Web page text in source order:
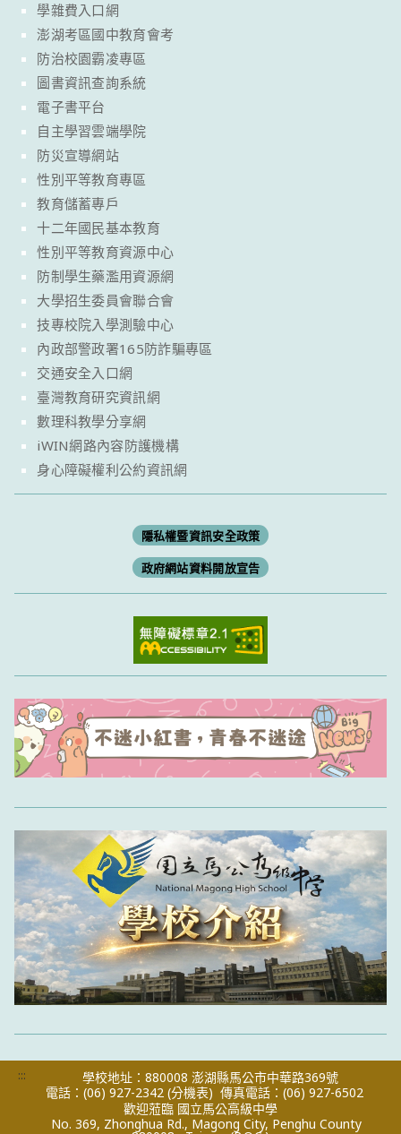
學雜費入口網
澎湖考區國中教育會考
防治校園霸凌專區
圖書資訊查詢系統
電子書平台
自主學習雲端學院
防災宣導網站
性別平等教育專區
教育儲蓄專戶
十二年國民基本教育
性別平等教育資源中心
防制學生藥濫用資源網
大學招生委員會聯合會
技專校院入學測驗中心
內政部警政署165防詐騙專區
交通安全入口網
臺灣教育研究資訊網
數理科教學分享網
iWIN網路內容防護機構
身心障礙權利公約資訊網
隱私權暨資訊安全政策
政府網站資料開放宣告
:::
學校地址：880008 澎湖縣馬公市中華路369號
電話：(06) 927-2342 (分機表) 傳真電話：(06) 927-6502
歡迎蒞臨 國立馬公高級中學
No. 369, Zhonghua Rd., Magong City, Penghu County